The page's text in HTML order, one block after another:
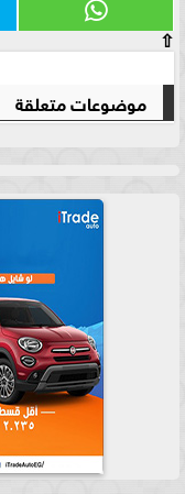
⇧
موضوعات متعلقة